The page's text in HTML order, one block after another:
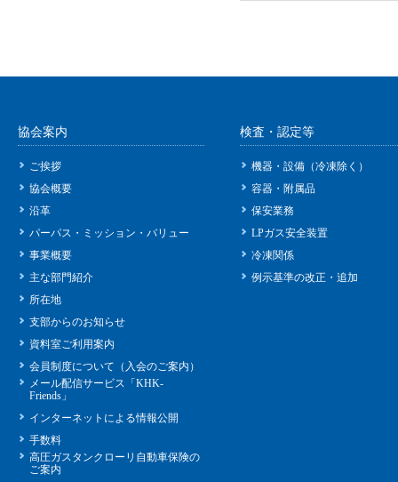
協会案内
ご挨拶
協会概要
沿革
パーパス・ミッション・バリュー
事業概要
主な部門紹介
所在地
支部からのお知らせ
資料室ご利用案内
会員制度について（入会のご案内）
メール配信サービス「KHK-
Friends」
インターネットによる情報公開
手数料
高圧ガスタンクローリ自動車保険の
ご案内
検査・認定等
機器・設備（冷凍除く）
容器・附属品
保安業務
LPガス安全装置
冷凍関係
例示基準の改正・追加